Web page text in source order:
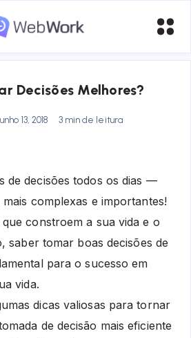
Decisões Melhores?
13, 2018 3 min de leitura
de decisões todos os dias —
mais complexas e importantes!
que constroem a sua vida e o
saber tomar boas decisões de
para o sucesso em
vida.
dicas valiosas para tornar
de decisão mais eficiente